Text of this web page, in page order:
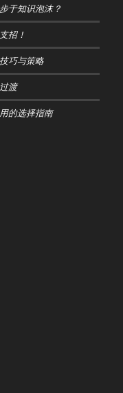
于知识泡沫？
招！
巧与策略
渡
的选择指南